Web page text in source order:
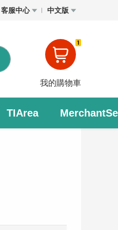
客服中心 中文版
1
我的購物車
TIArea